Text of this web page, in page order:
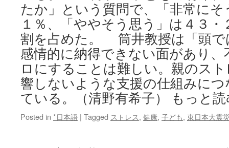
たか」という質問で、「非常に
１％、「ややそう思う」は４３
割を占めた。 筒井教授は「頭で
感情的に納得できない面があり
ロにすることは難しい。親のス
響しないような支援の仕組みに
ている。（清野有希子） もっと
Posted in *日本語 | Tagged ストレス, 健康, 子ども, 東日本大震